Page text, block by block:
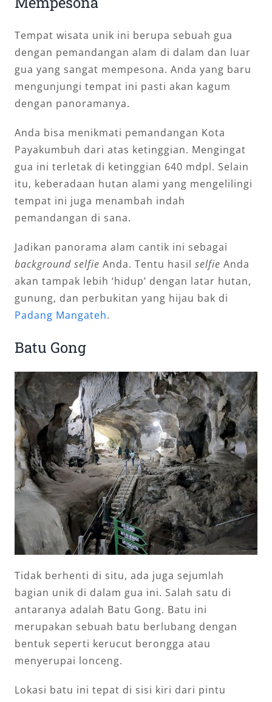
Tempat wisata unik ini berupa sebuah gua
dengan pemandangan alam di dalam dan luar
gua yang sangat mempesona. Anda yang baru
mengunjungi tempat ini pasti akan kagum
dengan panoramanya.
Anda bisa menikmati pemandangan Kota
Payakumbuh dari atas ketinggian. Mengingat
gua ini terletak di ketinggian 640 mdpl. Selain
itu, keberadaan hutan alami yang mengelilingi
tempat ini juga menambah indah
pemandangan di sana.
Jadikan panorama alam cantik ini sebagai
background selfie Anda. Tentu hasil selfie Anda
akan tampak lebih ‘hidup’ dengan latar hutan,
gunung, dan perbukitan yang hijau bak di
Padang Mangateh.
Batu Gong
Tidak berhenti di situ, ada juga sejumlah
bagian unik di dalam gua ini. Salah satu di
antaranya adalah Batu Gong. Batu ini
merupakan sebuah batu berlubang dengan
bentuk seperti kerucut berongga atau
menyerupai lonceng.
Lokasi batu ini tepat di sisi kiri dari pintu